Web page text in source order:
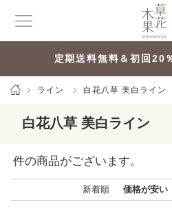
定期送料無料＆初回20
ライン 白花八草 美白ライン
白花八草 美白ライン
件の商品がございます。
新着順 価格が安い